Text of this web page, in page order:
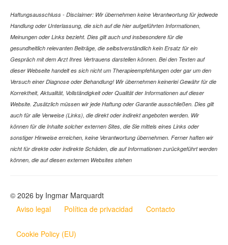
Haftungsausschluss - Disclaimer: Wir übernehmen keine Verantwortung für jedwede
Handlung oder Unterlassung, die sich auf die hier aufgeführten Informationen,
Meinungen oder Links bezieht. Dies gilt auch und insbesondere für die
gesundheitlich relevanten Beiträge, die selbstverständlich kein Ersatz für ein
Gespräch mit dem Arzt Ihres Vertrauens darstellen können. Bei den Texten auf
dieser Webseite handelt es sich nicht um Therapieempfehlungen oder gar um den
Versuch einer Diagnose oder Behandlung! Wir übernehmen keinerlei Gewähr für die
Korrektheit, Aktualität, Vollständigkeit oder Qualität der Informationen auf dieser
Website. Zusätzlich müssen wir jede Haftung oder Garantie ausschließen. Dies gilt
auch für alle Verweise (Links), die direkt oder indirekt angeboten werden. Wir
können für die Inhalte solcher externen Sites, die Sie mittels eines Links oder
sonstiger Hinweise erreichen, keine Verantwortung übernehmen. Ferner haften wir
nicht für direkte oder indirekte Schäden, die auf Informationen zurückgeführt werden
können, die auf diesen externen Websites stehen
© 2026 by Ingmar Marquardt
Aviso legal
Política de privacidad Contacto
Cookie Policy (EU)